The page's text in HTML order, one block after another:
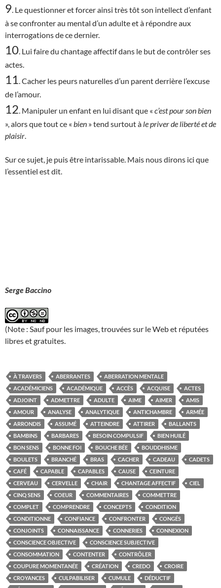
9 . Le questionner et forcer ainsi très tôt son intellect d’enfant
à se confronter au mental d’un adulte et à répondre aux
interrogations de ce dernier.
10 . Lui faire du chantage affectif dans le but de contrôler ses
actes.
11 . Cacher les peurs naturelles d’un parent derrière l’excuse
de l’amour.
12 . Manipuler un enfant en lui disant que « c’estpour son bien
», alors que tout ce « bien » tend surtout à le priver de liberté et de
plaisir
Sur ce sujet, je puis être intarissable. Mais nous dirons ici que
l’essentiel est dit.
Serge Baccino
(Note : Sauf pour les images, trouvées sur le Web et réputées
libres et gratuites.
À TRAVERS ABERRANTES
ABERRATION MENTALE
ACADÉMICIENS
ACADÉMIQUE ACCÈS ACQUISE
ACTES
ADJOINT
ADMETTRE ADULTE AIME AIMER
AMIS
AMOUR
ANALYSE ANALYTIQUE ANTICHAMBRE
ARMÉE
ARRONDIS
ASSUMÉ ATTEINDRE ATTIRER
BALLANTS
BAMBINS
BARBARES BESOIN COMPULSIF
BIEN HUILÉ
BON SENS
BONNE FOI BOUCHE BÉE
BOUDDHISME
BOULETS
BRANCHÉ BRAS CACHER CADEAU
CADETS
CAFÉ
CAPABLE CAPABLES CAUSE
CEINTURE
CERVEAU
CERVELLE CHAIR CHANTAGE AFFECTIF
CIEL
CINQ SENS
COEUR COMMENTAIRES
COMMETTRE
COMPLET
COMPRENDRE CONCEPTS
CONDITION
CONDITIONNE
CONFIANCE CONFRONTER
CONGÉS
CONJOINTS
CONNAISSANCE CONNERIES
CONNEXION
CONSCIENCE OBJECTIVE
CONSCIENCE SUBJECTIVE
CONSOMMATION
CONTENTER
CONTRÔLER
COUPURE MOMENTANÉE
CRÉATION CREDO
CROIRE
CROYANCES
CULPABILISER CUMULE
DÉDUCTIF